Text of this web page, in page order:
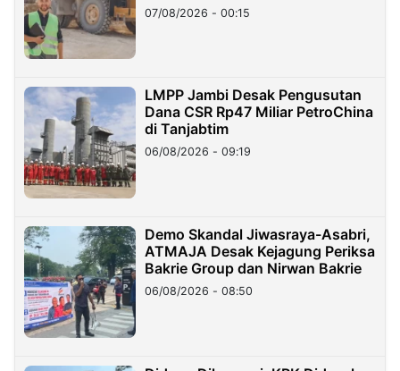
07/08/2026 - 00:15
LMPP Jambi Desak Pengusutan
Dana CSR Rp47 Miliar PetroChina
di Tanjabtim
06/08/2026 - 09:19
Demo Skandal Jiwasraya-Asabri,
ATMAJA Desak Kejagung Periksa
Bakrie Group dan Nirwan Bakrie
06/08/2026 - 08:50